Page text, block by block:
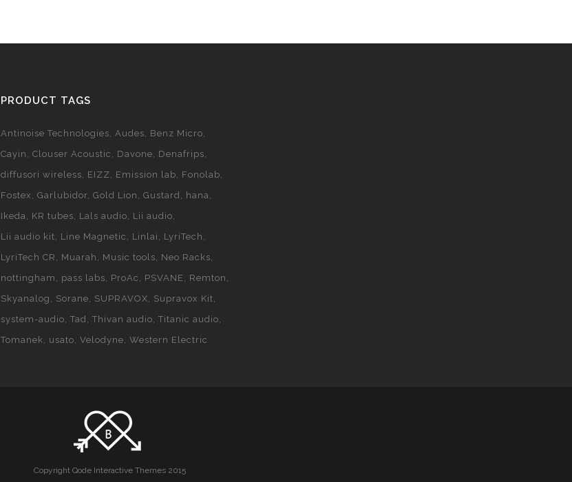
PRODUCT TAGS
Antinoise Technologies Audes
Benz Micro
Cayin
Clouser Acoustic Davone
Denafrips
diffusori wireless
EIZZ Emission lab
Fonolab
Fostex
Garlubidor Gold Lion Gustard
hana
Ikeda
KR tubes Lals audio
Lii audio
Lii audio kit
Line Magnetic Linlai
LyriTech
LyriTech CR
Muarah Music tools
Neo Racks
nottingham
pass labs ProAc PSVANE
Remton
Skyanalog
Sorane SUPRAVOX
Supravox Kit
system-audio Tad Thivan audio Titanic audio
Tomanek
usato Velodyne Western Electric
Copyright Qode Interactive Themes 2015